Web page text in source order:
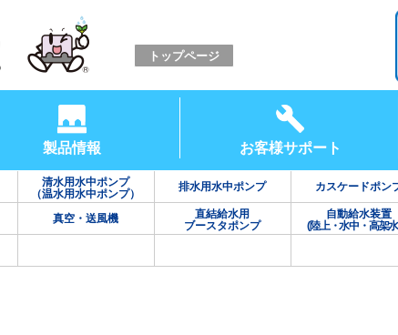
トップページ
製品情報 お客様サポート
清水用水中ポンプ
（温水用水中ポンプ）
排水用水中ポンプ カスケードポン
真空・送風機
直結給水用
ブースタポンプ
自動給水装置
(陸上・水中・高架